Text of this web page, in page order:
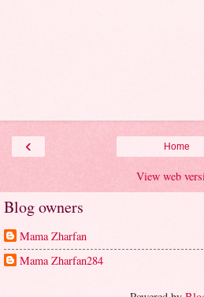
‹ Home
View web
Blog owners
Mama Zharfan
Mama Zharfan284